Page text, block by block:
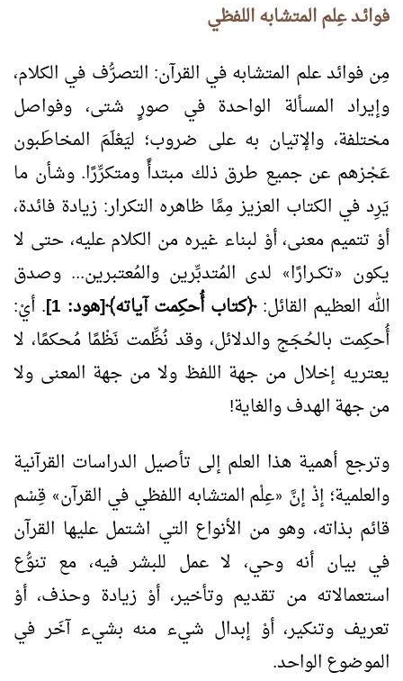
فوائـد عِلم المتشابه اللفظي
مِن فوائد علم المتشابه في القرآن: التصرُّف في الكلام،
وإيراد المسألة الواحدة في صورٍ شتى، وفواصل
مختلفة، والإتيان به على ضروب؛ ليَعْلَمَ المخاطَبون
عَجْزهم عن جميع طرق ذلك مبتدأً ومتكرِّرًا. وشأن ما
يَرِد في الكتاب العزيز مِمَّا ظاهره التكرار: زيادة فائدة،
أوْ تتميم معنى، أوْ لبناء غيره من الكلام عليه، حتى لا
يكون
«تكــرارًا»
لدى المُتدبِّرين والمُعتبرين... وصدق
الله العظيم القائل:﴿كتاب أُحكِمت آياته﴾[هود: 1]
. أيْ:
أُحكِمت بالحُجَج والدلائل، وقد نُظِّمت نَظْمًا مُحكمًا، لا
يعتريه إخلال من جهة اللفظ ولا من جهة المعنى ولا
من جهة الهدف والغاية!
وترجع أهمية هذا العلم إلى تأصيل الدراسات القرآنية
والعلمية؛ إذْ إنَّ «عِلْم المتشابه اللفظي في القرآن» قِسْم
قائم بذاته، وهو من الأنواع التي اشتمل عليها القرآن
في بيان أنه وحي، لا عمل للبشر فيه، مع تنوُّع
استعمالاته من تقديم وتأخير، أوْ زيادة وحذف، أوْ
تعريف وتنكير، أوْ إبدال شيء منه بشيء آخَر في
الموضوع الواحد.